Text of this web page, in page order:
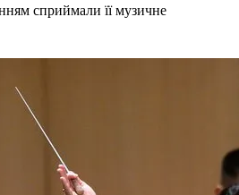
сприймали її музичне